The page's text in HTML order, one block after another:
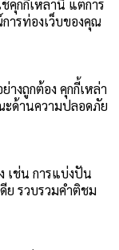
คุกกี้เหล่านี้ แต่การ
ารท่องเว็บของคุณ
างถูกต้อง คุกกี้เหล่า
ด้านความปลอดภัย
เช่น การแบ่งปัน
ย รวบรวมคำติชม